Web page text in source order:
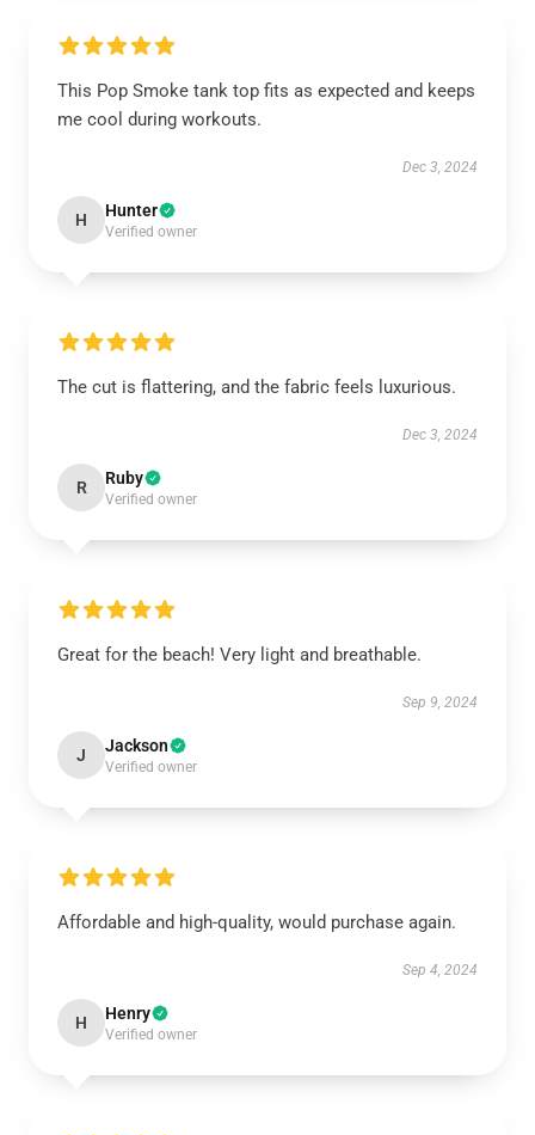
This Pop Smoke tank top fits as expected and keeps
me cool during workouts.
Dec 3, 2024
H Hunter
Verified owner
The cut is flattering, and the fabric feels luxurious.
Dec 3, 2024
R Ruby
Verified owner
Great for the beach! Very light and breathable.
Sep 9, 2024
J Jackson
Verified owner
Affordable and high-quality, would purchase again.
Sep 4, 2024
H Henry
Verified owner